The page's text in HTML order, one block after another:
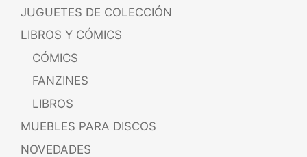
JUGUETES DE COLECCIÓN
LIBROS Y CÓMICS
CÓMICS
FANZINES
LIBROS
MUEBLES PARA DISCOS
NOVEDADES